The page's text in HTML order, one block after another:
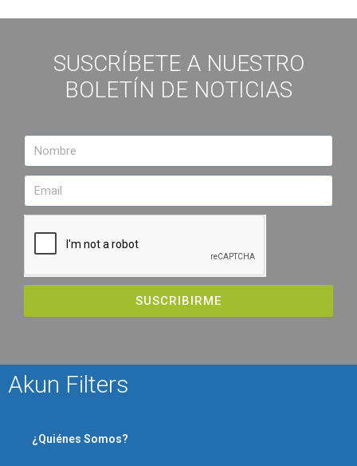
SUSCRÍBETE A NUESTRO
BOLETÍN DE NOTICIAS
SUSCRIBIRME
Akun Filters
¿Quiénes Somos?